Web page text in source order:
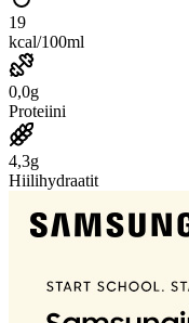
19
kcal/100ml
0,0g
Proteiini
4,3g
Hiilihydraatit